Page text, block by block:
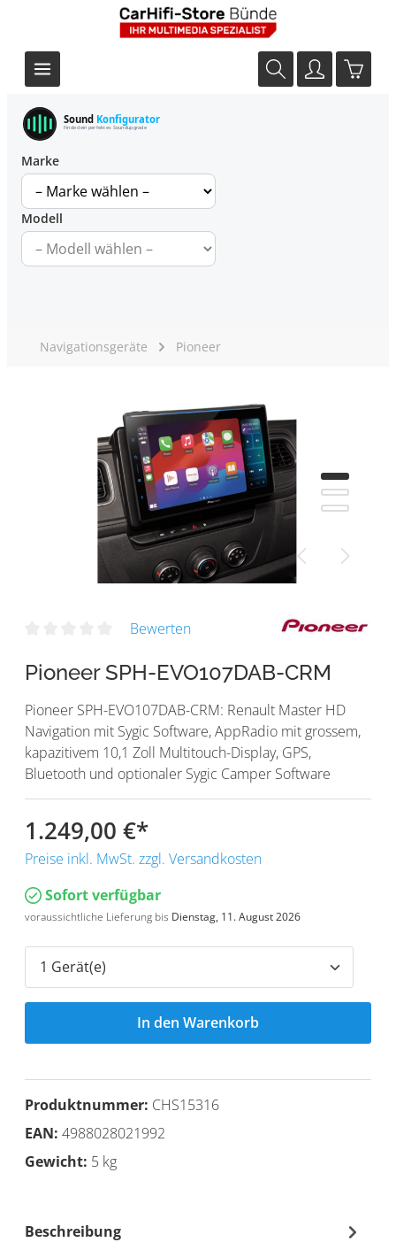
Sound Konfigurator
Finde dein perfektes Soundupgrade
Marke
Modell
Navigationsgeräte Pioneer
Bewerten
Pioneer SPH-EVO107DAB-CRM
Pioneer SPH-EVO107DAB-CRM: Renault Master HD
Navigation mit Sygic Software, AppRadio mit grossem,
kapazitivem 10,1 Zoll Multitouch-Display, GPS,
Bluetooth und optionaler Sygic Camper Software
1.249,00 €*
Preise inkl. MwSt. zzgl. Versandkosten
Sofort verfügbar
voraussichtliche Lieferung bis Dienstag, 11. August 2026
In den Warenkorb
Produktnummer: CHS15316
EAN: 4988028021992
Gewicht: 5 kg
Beschreibung